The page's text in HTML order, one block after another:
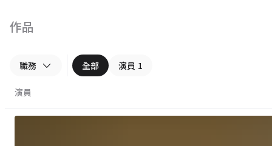
作品
職務 全部 演員 1
演員